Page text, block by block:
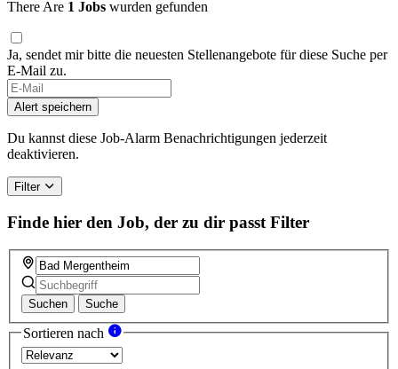
There Are 1 Jobs wurden gefunden
Ja, sendet mir bitte die neuesten Stellenangebote für diese Suche per
E-Mail zu.
If
you
are
a
human,
this
field
Alert speichern
Du kannst diese Job-Alarm Benachrichtigungen jederzeit
deaktivieren.
Filter
Finde hier den Job, der zu dir passt Filter
Suchen Suche
Sortieren nach